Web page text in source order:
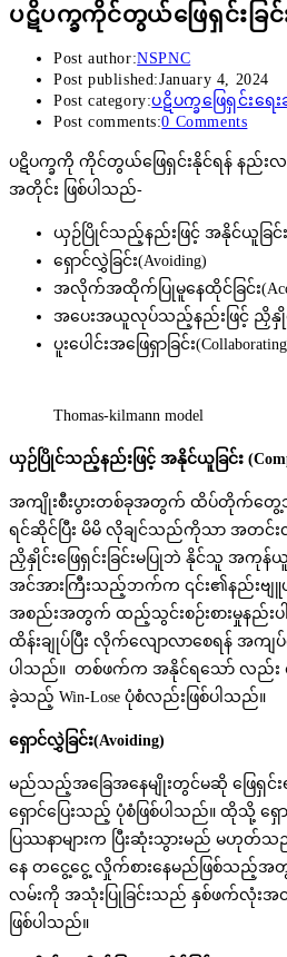
ပဋိပက္ခကိုင်တွယ်ဖြေရှင်းခြင်
Post author:NSPNC
Post published:January 4, 2024
Post category:ပဋိပက္ခ‌ဖြေရှင်းရေ
Post comments:0 Comments
ပဋိပက္ခကို ကိုင်တွယ်ဖြေရှင်းနိုင်ရန် နည်းလမ်
အတိုင်း ဖြစ်ပါသည်-
ယှဉ်ပြိုင်သည့်နည်းဖြင့် အနိုင်ယူခြင်း
ရှောင်လွှဲခြင်း(Avoiding)
အလိုက်အထိုက်ပြုမူနေထိုင်ခြင်း
အပေးအယူလုပ်သည့်နည်းဖြင့် ညှိနှိုင်းခ
ပူးပေါင်းအဖြေရှာခြင်း
Thomas-kilmann model
ယှဉ်ပြိုင်သည့်နည်းဖြင့် အနိုင်ယူခြင်း (
အကျိုးစီးပွားတစ်ခုအတွက် ထိပ်တိုက်တွ
ရင်ဆိုင်ပြီး မိမိ လိုချင်သည်ကိုသာ အတင်
ညှိနှိုင်းဖြေရှင်းခြင်းမပြုဘဲ နိုင်သူ အကုန်ယူပုံ
အင်အားကြီးသည့်ဘက်က ၎င်း၏နည်းဗျူ
အစည်းအတွက် ထည့်သွင်းစဉ်းစားမှုနည်းပါ
ထိန်းချုပ်ပြီး လိုက်လျောလာစေရန် အက
ပါသည်။ တစ်ဖက်က အနိုင်ရသော် လည်
ခဲ့သည့် Win-Lose ပုံစံလည်းဖြစ်ပါသည်။
ရှောင်လွှဲခြင်း(Avoiding)
မည်သည့်အခြေအနေမျိုးတွင်မဆို ဖြေရှင်း
ရှောင်ပြေးသည့် ပုံစံဖြစ်ပါသည်။ ထိုသို့ ရှောင်
ပြဿနာများက ပြီးဆုံးသွားမည် မဟု
နေ တငွေ့ငွေ့ လှိုက်စားနေမည်ဖြစ်သ
လမ်းကို အသုံးပြုခြင်းသည် နှစ်ဖက်လုံး
ဖြစ်ပါသည်။